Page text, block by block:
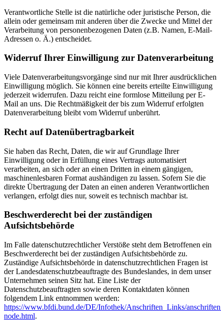
Verantwortliche Stelle ist die natürliche oder juristische Person, die
allein oder gemeinsam mit anderen über die Zwecke und Mittel der
Verarbeitung von personenbezogenen Daten (z.B. Namen, E-Mail-
Adressen o. Ä.) entscheidet.
Widerruf Ihrer Einwilligung zur Datenverarbeitung
Viele Datenverarbeitungsvorgänge sind nur mit Ihrer ausdrücklichen
Einwilligung möglich. Sie können eine bereits erteilte Einwilligung
jederzeit widerrufen. Dazu reicht eine formlose Mitteilung per E-
Mail an uns. Die Rechtmäßigkeit der bis zum Widerruf erfolgten
Datenverarbeitung bleibt vom Widerruf unberührt.
Recht auf Datenübertragbarkeit
Sie haben das Recht, Daten, die wir auf Grundlage Ihrer
Einwilligung oder in Erfüllung eines Vertrags automatisiert
verarbeiten, an sich oder an einen Dritten in einem gängigen,
maschinenlesbaren Format aushändigen zu lassen. Sofern Sie die
direkte Übertragung der Daten an einen anderen Verantwortlichen
verlangen, erfolgt dies nur, soweit es technisch machbar ist.
Beschwerderecht bei der zuständigen
Aufsichtsbehörde
Im Falle datenschutzrechtlicher Verstöße steht dem Betroffenen ein
Beschwerderecht bei der zuständigen Aufsichtsbehörde zu.
Zuständige Aufsichtsbehörde in datenschutzrechtlichen Fragen ist
der Landesdatenschutzbeauftragte des Bundeslandes, in dem unser
Unternehmen seinen Sitz hat. Eine Liste der
Datenschutzbeauftragten sowie deren Kontaktdaten können
folgendem Link entnommen werden:
https://www.bfdi.bund.de/DE/Infothek/Anschriften_Links/
node.html.